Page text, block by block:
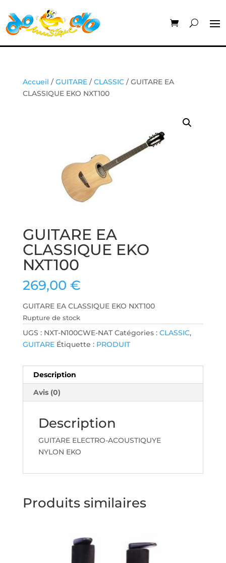
Accueil /GUITARE/CLASSIC/ GUITARE EA
CLASSIQUE EKO NXT100
GUITARE EA
CLASSIQUE EKO
NXT100
269,00 €
GUITARE EA CLASSIQUE EKO NXT100
Rupture de stock
UGS : NXT-N100CWE-NAT Catégories : CLASSIC,
GUITARE Étiquette : PRODUIT
Description
Avis (0)
Description
GUITARE ELECTRO-ACOUSTIQUYE
NYLON EKO
Produits similaires